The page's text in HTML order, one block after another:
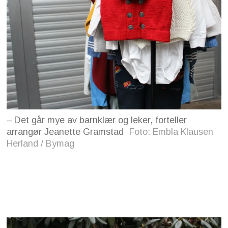
– Det går mye av barnklær og leker, forteller
arrangør Jeanette Gramstad
Foto: Embla Klausen
Herland / Bymag